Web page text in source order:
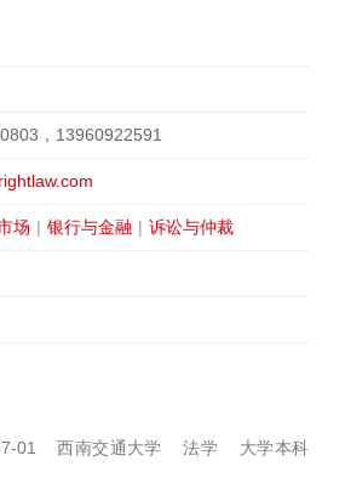
，13960922591
场 | 银行与金融 | 诉讼与仲裁
07-01 西南交通大学 法学 大学本科